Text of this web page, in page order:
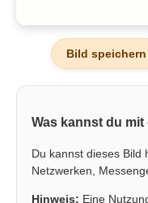
Bild speichern
Was kannst du
Du kannst dieses Bild
Netzwerken,
Hinweis: Eine